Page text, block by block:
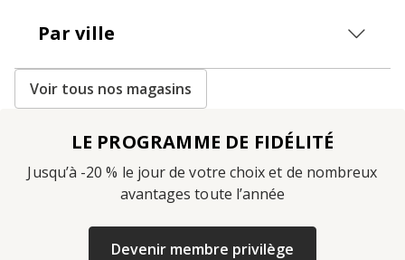
Par ville
Voir tous nos magasins
LE PROGRAMME DE FIDÉLITÉ
Jusqu’à -20 % le jour de votre choix et de nombreux
avantages toute l’année
Devenir membre privilège